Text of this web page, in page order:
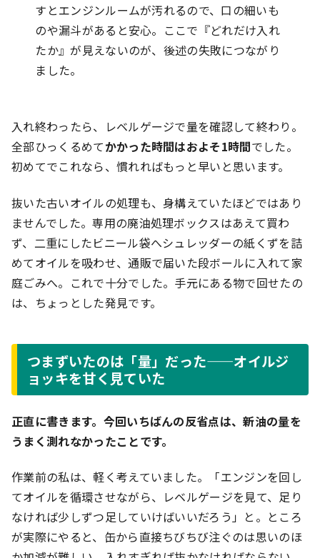
すとエンジンルームが汚れるので、口の細いも
のや漏斗があると安心。ここで『どれだけ入れ
たか』が見えないのが、後述の失敗につながり
ました。
入れ終わったら、レベルゲージで量を確認して終わり。
全部ひっくるめてかかった時間はおよそ1時間でした。
初めてでこれなら、慣れればもっと早いと思います。
抜いた古いオイルの処理も、身構えていたほどではあり
ませんでした。専用の廃油処理ボックスはあえて買わ
ず、二重にしたビニール袋へシュレッダーの紙くずを詰
めてオイルを吸わせ、通販で届いた段ボールに入れて家
庭ごみへ。これで十分でした。手元にある物で回せたの
は、ちょっとした発見です。
つまずいたのは「量」だった——オイルジ
ョッキを甘く見ていた
正直に書きます。今回いちばんの反省点は、新油の量を
うまく測れなかったことです。
作業前の私は、軽く考えていました。「エンジンを回し
てオイルを循環させながら、レベルゲージを見て、足り
なければ少しずつ足していけばいいだろう」と。ところ
が実際にやると、缶から直接ちびちび注ぐのは思いのほ